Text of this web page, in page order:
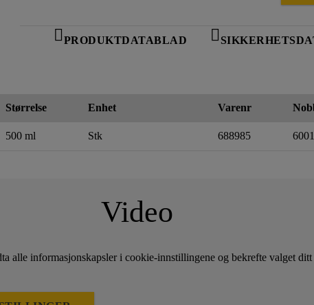
PRODUKTDATABLAD
Størrelse Enhet Varenr
500 ml Stk 688985
Video
alle informasjonskapsler i cookie-innstillingene og bekrefte valget